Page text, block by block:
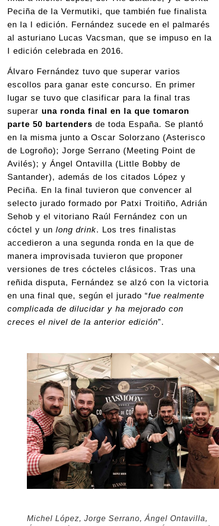
Peciña de la Vermutiki, que también fue finalista
en la I edición. Fernández sucede en el palmarés
al asturiano Lucas Vacsman, que se impuso en la
I edición celebrada en 2016.
Álvaro Fernández tuvo que superar varios
escollos para ganar este concurso. En primer
lugar se tuvo que clasificar para la final tras
superar una ronda final en la que tomaron
parte 50 bartenders de toda España. Se plantó
en la misma junto a Oscar Solorzano (Asterisco
de Logroño); Jorge Serrano (Meeting Point de
Avilés); y Ángel Ontavilla (Little Bobby de
Santander), además de los citados López y
Peciña. En la final tuvieron que convencer al
selecto jurado formado por Patxi Troitiño, Adrián
Sehob y el vitoriano Raúl Fernández con un
cóctel y un long drink. Los tres finalistas
accedieron a una segunda ronda en la que de
manera improvisada tuvieron que proponer
versiones de tres cócteles clásicos. Tras una
reñida disputa, Fernández se alzó con la victoria
en una final que, según el jurado “fue realmente
complicada de dilucidar y ha mejorado con
creces el nivel de la anterior edición”.
Michel López, Jorge Serrano, Ángel Ontavilla,